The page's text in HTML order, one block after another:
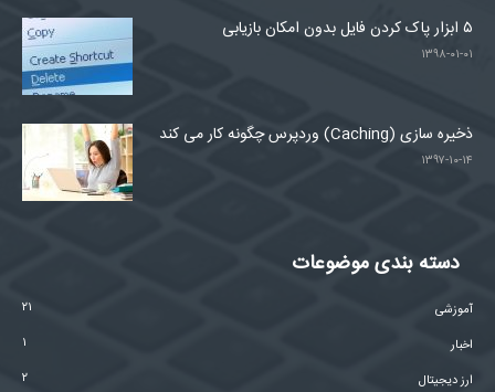
۵ ابزار پاک کردن فایل بدون امکان بازیابی
۱۳۹۸-۰۱-۰۱
ذخیره سازی (Caching) وردپرس چگونه کار می کند
۱۳۹۷-۱۰-۱۴
دسته بندی موضوعات
آموزشی
۲۱
اخبار
۱
ارز دیجیتال
۲